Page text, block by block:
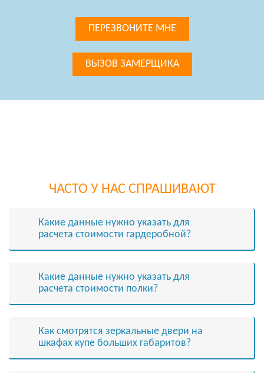
ПЕРЕЗВОНИТЕ МНЕ
ВЫЗОВ ЗАМЕРЩИКА
ЧАСТО У НАС СПРАШИВАЮТ
Какие данные нужно указать для
расчета стоимости гардеробной?
Какие данные нужно указать для
расчета стоимости полки?
Как смотрятся зеркальные двери на
шкафах купе больших габаритов?